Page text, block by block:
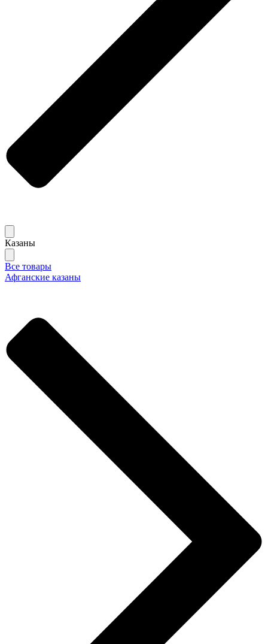
Казаны
Все товары
Афганские казаны